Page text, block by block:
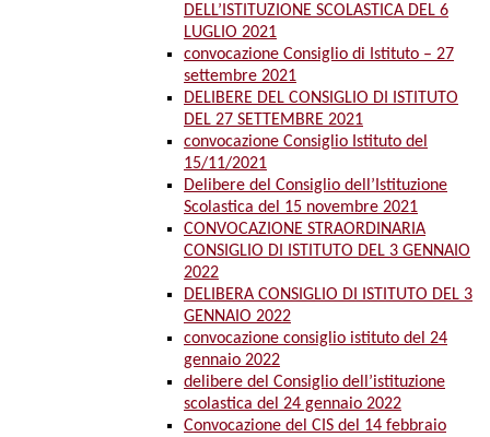
DELL’ISTITUZIONE SCOLASTICA DEL 6
LUGLIO 2021
convocazione Consiglio di Istituto – 27
settembre 2021
DELIBERE DEL CONSIGLIO DI ISTITUTO
DEL 27 SETTEMBRE 2021
convocazione Consiglio Istituto del
15/11/2021
Delibere del Consiglio dell’Istituzione
Scolastica del 15 novembre 2021
CONVOCAZIONE STRAORDINARIA
CONSIGLIO DI ISTITUTO DEL 3 GENNAIO
2022
DELIBERA CONSIGLIO DI ISTITUTO DEL 3
GENNAIO 2022
convocazione consiglio istituto del 24
gennaio 2022
delibere del Consiglio dell’istituzione
scolastica del 24 gennaio 2022
Convocazione del CIS del 14 febbraio